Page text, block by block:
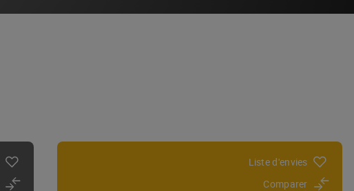
Liste d'envies
Comparer